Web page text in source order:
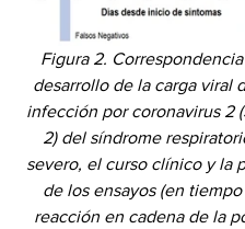
Figura 2.
desarrollo de la carga viral
infección por coronavirus 2
2) del síndrome
severo, el curso clínico y la
de los ensayos (en
reacción en cadena de la